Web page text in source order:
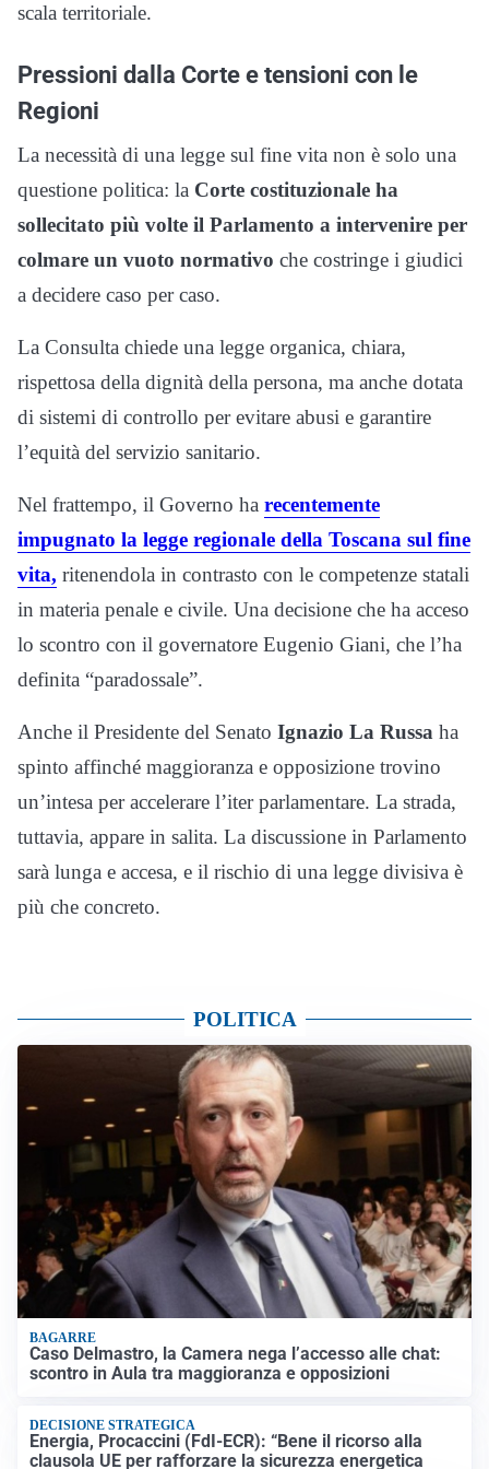
scala territoriale.
Pressioni dalla Corte e tensioni con le
Regioni
La necessità di una legge sul fine vita non è solo una
questione politica: la Corte costituzionale ha
sollecitato più volte il Parlamento a intervenire per
colmare un vuoto normativo che costringe i giudici
a decidere caso per caso.
La Consulta chiede una legge organica, chiara,
rispettosa della dignità della persona, ma anche dotata
di sistemi di controllo per evitare abusi e garantire
l’equità del servizio sanitario.
Nel frattempo, il Governo ha recentemente
impugnato la legge regionale della Toscana sul fine
vita, ritenendola in contrasto con le competenze statali
in materia penale e civile. Una decisione che ha acceso
lo scontro con il governatore Eugenio Giani, che l’ha
definita “paradossale”.
Anche il Presidente del Senato Ignazio La Russa ha
spinto affinché maggioranza e opposizione trovino
un’intesa per accelerare l’iter parlamentare. La strada,
tuttavia, appare in salita. La discussione in Parlamento
sarà lunga e accesa, e il rischio di una legge divisiva è
più che concreto.
POLITICA
BAGARRE
Caso Delmastro, la Camera nega l’accesso alle chat:
scontro in Aula tra maggioranza e opposizioni
DECISIONE STRATEGICA
Energia, Procaccini (FdI-ECR): “Bene il ricorso alla
clausola UE per rafforzare la sicurezza energetica